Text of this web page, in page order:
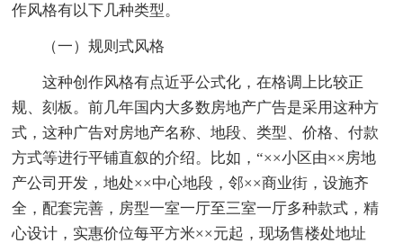
作风格有以下几种类型。
（一）规则式风格
这种创作风格有点近乎公式化，在格调上比较正
规、刻板。前几年国内大多数房地产广告是采用这种方
式，这种广告对房地产名称、地段、类型、价格、付款
方式等进行平铺直叙的介绍。比如，“××小区由××房地
产公司开发，地处××中心地段，邻××商业街，设施齐
全，配套完善，房型一室一厅至三室一厅多种款式，精
心设计，实惠价位每平方米××元起，现场售楼处地址